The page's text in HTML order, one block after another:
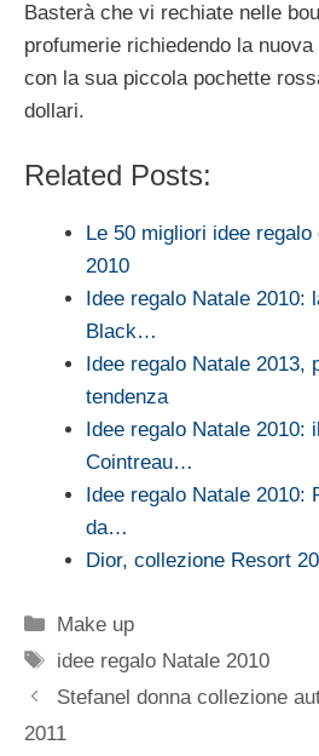
Basterà che vi rechiate nelle
profumerie richiedendo la nuova
con la sua piccola pochette
dollari.
Related Posts:
Le 50 migliori idee regalo
2010
Idee regalo Natale 2010:
Black…
Idee regalo Natale 2013,
tendenza
Idee regalo Natale 2010:
Cointreau…
Idee regalo Natale 2010:
da…
Dior, collezione Resort
Categorie
Make up
Tag
idee regalo Natale 2010
Stefanel donna collezione
2011